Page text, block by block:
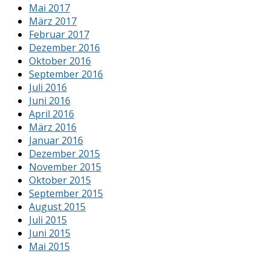
Mai 2017
März 2017
Februar 2017
Dezember 2016
Oktober 2016
September 2016
Juli 2016
Juni 2016
April 2016
März 2016
Januar 2016
Dezember 2015
November 2015
Oktober 2015
September 2015
August 2015
Juli 2015
Juni 2015
Mai 2015